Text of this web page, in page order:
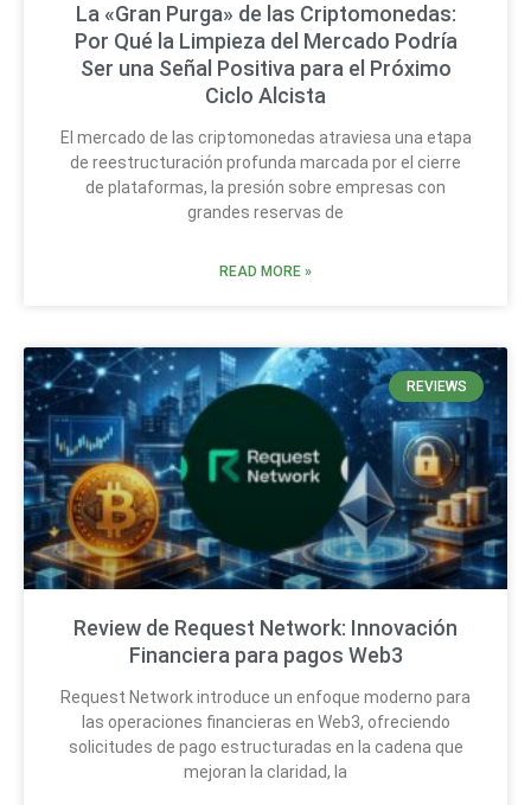
La «Gran Purga» de las Criptomonedas:
Por Qué la Limpieza del Mercado Podría
Ser una Señal Positiva para el Próximo
Ciclo Alcista
El mercado de las criptomonedas atraviesa una etapa
de reestructuración profunda marcada por el cierre
de plataformas, la presión sobre empresas con
grandes reservas de
READ MORE »
REVIEWS
Review de Request Network: Innovación
Financiera para pagos Web3
Request Network introduce un enfoque moderno para
las operaciones financieras en Web3, ofreciendo
solicitudes de pago estructuradas en la cadena que
mejoran la claridad, la